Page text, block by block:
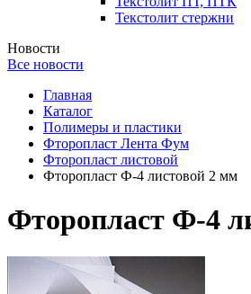
Текстолит стержни
Новости
Все новости
Главная
Каталог
Полимеры и пластики
Фторопласт Лента Фум
Фторопласт листовой
Фторопласт Ф-4 листовой 2 мм
Фторопласт Ф-4